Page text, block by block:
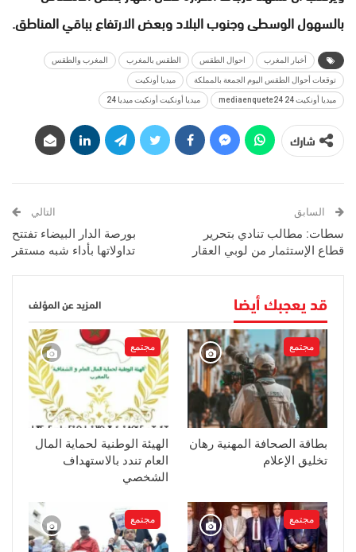
بالسهول الوسطى وجنوب البلاد وبعض الارتفاع بباقي المناطق.
أخبار المغرب احوال الطقس الطقس بالمغرب المغرب والطقس
توقعات أحوال الطقس اليوم الجمعة بالمملكة ميديا أونكيت
ميديا أونكيت 24 mediaenquete24 ميديا أونكيت أونكيت ميديا 24
شارك
السابق
سطات: مطالب تنادي بتحرير
قطاع الإستثمار من لوبي العقار
التالي
بورصة الدار البيضاء تفتتح
تداولاتها بأداء شبه مستقر
قد يعجبك أيضا المزيد عن المؤلف
مجتمع
بطاقة الصحافة المهنية رهان
تخليق الإعلام
مجتمع
الهيئة الوطنية لحماية المال
العام تندد بالاستهداف
الشخصي
مجتمع مجتمع